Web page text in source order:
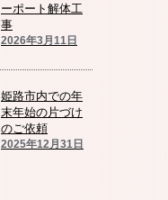
ーポート解体工
事
2026年3月11日
姫路市内での年
末年始の片づけ
のご依頼
2025年12月31日